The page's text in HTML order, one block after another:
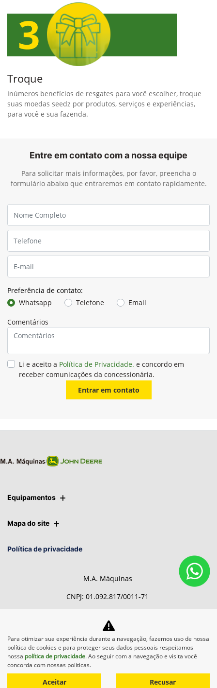
Troque
Inúmeros benefícios de resgates para você escolher, troque
suas moedas seedz por produtos, serviços e experiências,
para você e sua fazenda.
Entre em contato com a nossa equipe
Para solicitar mais informações, por favor, preencha o
formulário abaixo que entraremos em contato rapidamente.
Preferência de contato:
Whatsapp
Telefone Email
Comentários
Li e aceito a Política de Privacidade. e concordo em
receber comunicações da concessionária.
Entrar em contato
Equipamentos
Mapa do site
Política de privacidade
M.A. Máquinas
CNPJ: 01.092.817/0011-71
Desacelere. Seu bem maior é
a vida.
Desenvolvido pela DEALERSPACE ® Direitos Reservados.
Para otimizar sua experiência durante a navegação, fazemos uso de nossa
política de cookies e para proteger seus dados pessoais respeitamos
nossa política de privacidade. Ao seguir com a navegação e visita você
concorda com nossas políticas.
Aceitar Recusar